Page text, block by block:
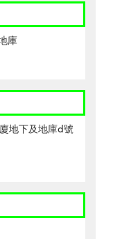
庫
地下及地庫d號